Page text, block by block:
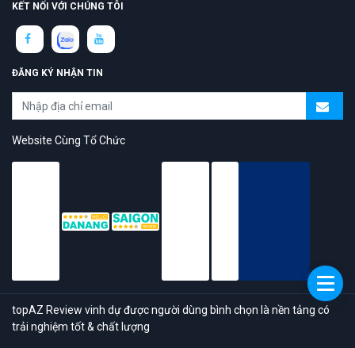
KẾT NỐI VỚI CHÚNG TÔI
ĐĂNG KÝ NHẬN TIN
Website Cùng Tổ Chức
topAZ Review vinh dự được người dùng bình chọn là nền tảng có
trải nghiệm tốt & chất lượng